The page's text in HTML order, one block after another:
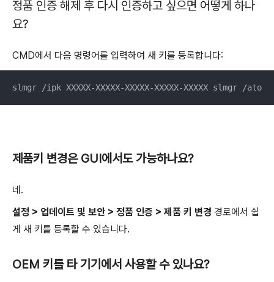
정품 인증 해제 후 다시 인증하고 싶으면 어떻게 하나
요?
CMD에서 다음 명령어를 입력하여 새 키를 등록합니다:
slmgr /ipk XXXXX-XXXXX-XXXXX-XXXXX-XXXXX slmgr /ato
제품키 변경은 GUI에서도 가능하나요?
네.
설정 > 업데이트 및 보안 > 정품 인증 > 제품 키 변경 경로에서 쉽
게 새 키를 등록할 수 있습니다.
OEM 키를 타 기기에서 사용할 수 있나요?